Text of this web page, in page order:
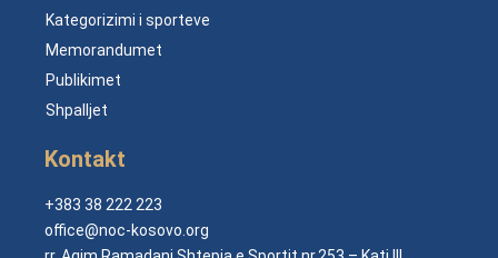
Kategorizimi i sporteve
Memorandumet
Publikimet
Shpalljet
Kontakt
+383 38 222 223
office@noc-kosovo.org